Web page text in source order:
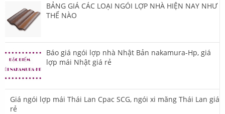
BẢNG GIÁ CÁC LOẠI NGÓI LỢP NHÀ HIỆN NAY NHƯ
THẾ NÀO
Báo giá ngói lợp nhà Nhật Bản nakamura-Hp, giá
lợp mái Nhật giá rẻ
Giá ngói lợp mái Thái Lan Cpac SCG, ngói xi măng Thái Lan giá
rẻ